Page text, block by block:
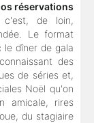
réservations
de loin,
Le format
le dîner de gala
des
de séries et,
Noël qu'on
amicale, rires
du stagiaire